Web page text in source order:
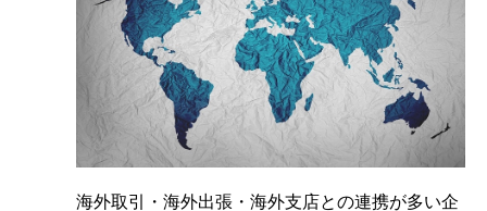
海外取引・海外出張・海外支店との連携が多い企